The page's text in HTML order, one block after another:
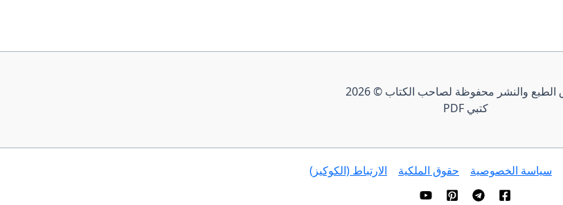
حقوق الطبع والنشر محفوظة لصاحب الكتاب © 2026
كتبي PDF
سياسة الخصوصية حقوق الملكية الارتباط (الكوكيز)